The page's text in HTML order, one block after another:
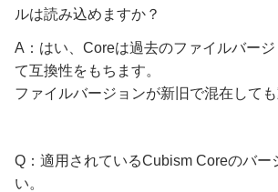
ルは読み込めますか？
A：はい、Coreは過去のファイルバー
て互換性をもちます。
ファイルバージョンが新旧で混在しても
Q：適用されているCubism Coreのバー
い。